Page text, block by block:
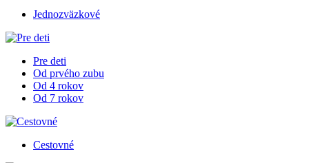
Jednozväzkové
Pre deti
Od prvého zubu
Od 4 rokov
Od 7 rokov
Cestovné